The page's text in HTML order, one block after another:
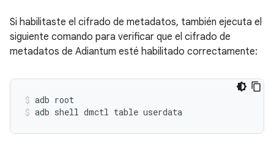
Si habilitaste el cifrado de metadatos, también ejecuta el
siguiente comando para verificar que el cifrado de
metadatos de Adiantum esté habilitado correctamente:
adb root
adb shell dmctl table userdata